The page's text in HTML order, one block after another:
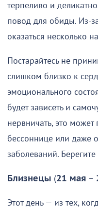
терпеливо и
повод для обиды. Из-
оказаться несколько
Постарайтесь не
слишком близко к
эмоционального
будет зависеть и
нервничать, это
бессоннице или даже
заболеваний. Берегите
Близнецы (21 мая –
Этот день — из тех,